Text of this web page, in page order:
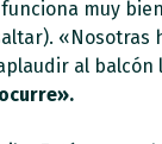
funciona muy
al balcón